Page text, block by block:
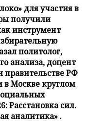
для участия в
получили
инструмент
политолог,
анализа, доцент
правительстве РФ
Москве круглом
Расстановка сил.
аналитика» .